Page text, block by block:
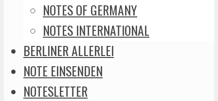
NOTES OF GERMANY
NOTES INTERNATIONAL
BERLINER ALLERLEI
NOTE EINSENDEN
NOTESLETTER